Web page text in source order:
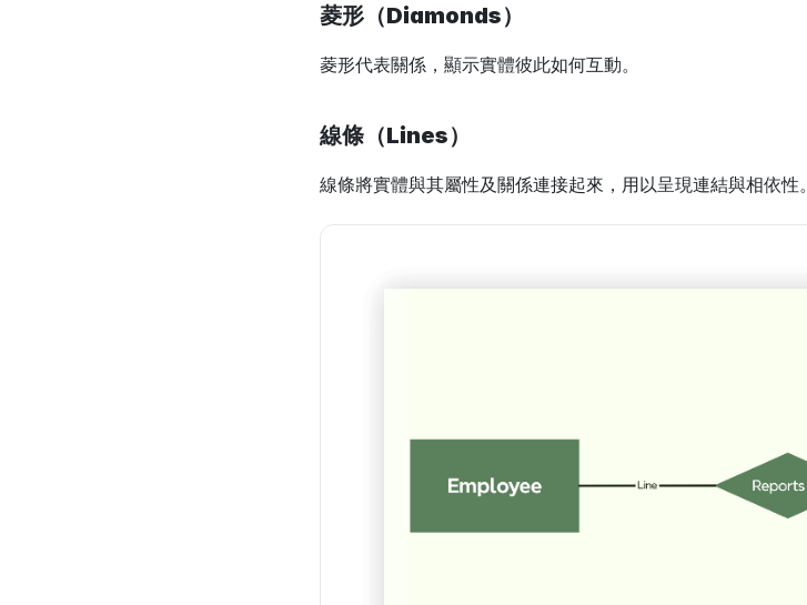
菱形（Diamonds）
菱形代表關係，顯示實體彼此如何互動。
線條（Lines）
線條將實體與其屬性及關係連接起來，用以呈現連結與相依性。